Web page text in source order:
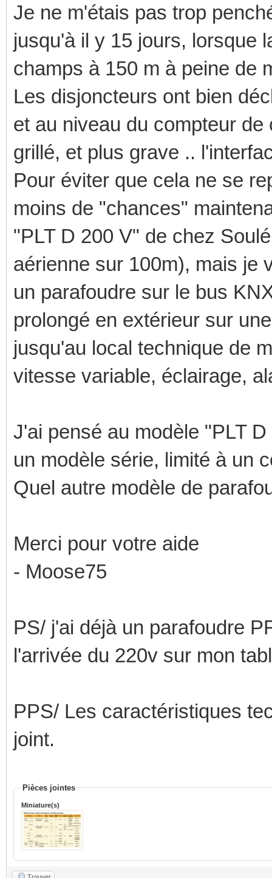
Je ne m'étais pas trop
jusqu'à il y 15 jours, lorsque
champs à 150 m à peine de
Les disjoncteurs ont bien
et au niveau du compteur
grillé, et plus grave ..
Pour éviter que cela ne se
moins de "chances"
"PLT D 200 V" de chez
aérienne sur 100m), mais je
un parafoudre sur le bus
prolongé en extérieur sur
jusqu'au local technique de
vitesse variable, éclairage,
J'ai pensé au modèle "PLT
un modèle série, limité à un
Quel autre modèle de
Merci pour votre aide
- Moose75
PS/ j'ai déjà un parafoudre
l'arrivée du 220v sur mon
PPS/ Les caractéristiques
joint.
Pièces jointes
Miniature(s)